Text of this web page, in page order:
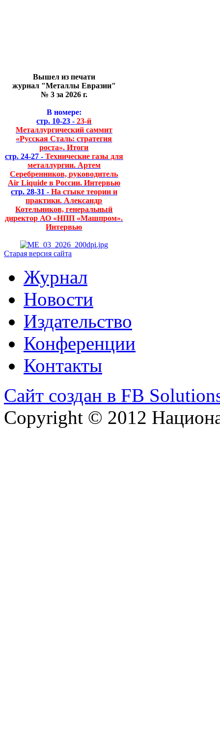
Вышел из печати
журнал "Металлы Евразии"
№ 3 за 2026 г.
В номере:
стр. 10-23 - 23-й
Металлургический саммит
«Русская Сталь: стратегия
роста». Итоги
стр. 24-27 - Технические газы для
металлургии. Артем
Серебренников, руководитель
Air Liquide в России. Интервью
стр. 28-31 - На стыке теории и
практики. Александр
Котельников, генеральный
директор АО «НПП «Машпром».
Интервью
Старая версия сайта
Журнал
Новости
Издательство
Конференции
Контакты
Сайт создан в FB
Copyright © 2012